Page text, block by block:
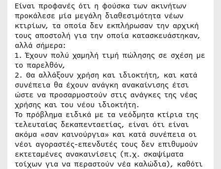
Είναι προφανές ότι η φούσκα των ακινήτων
προκάλεσε μία μεγάλη διαθεσιμότητα νέων
κτιρίων, τα οποία δεν εκπλήρωσαν την αρχική
τους αποστολή για την οποία κατασκευάστηκαν,
αλλά σήμερα:
1. Έχουν πολύ χαμηλή τιμή πώλησης σε σχέση με
το παρελθόν,
2. Θα αλλάξουν χρήση και ιδιοκτήτη, και κατά
συνέπεια θα έχουν ανάγκη ανακαίνισης έτσι
ώστε να προσαρμοστούν στις ανάγκες της νέας
χρήσης και του νέου ιδιοκτήτη.
Το πρόβλημα ειδικά με τα νεόδμητα κτίρια της
τελευταίας δεκαπενταετίας, είναι ότι είναι
ακόμα «σαν καινούργια» και κατά συνέπεια οι
νέοι αγοραστές-επενδυτές τους δεν επιθυμούν
εκτεταμένες ανακαινίσεις (π.χ. σκαψίματα
τοίχων για να περαστούν νέα καλώδια), καθότι